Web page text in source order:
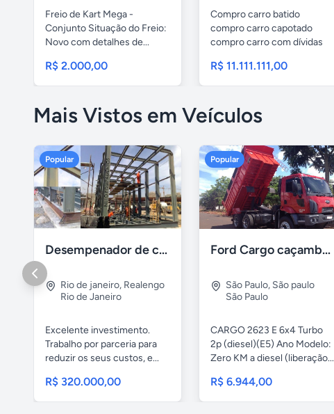
Freio de Kart Mega -
Conjunto Situação do Freio:
Novo com detalhes de...
R$ 2.000,00
Compro carro batido
compro carro capotado
compro carro com dívidas
R$ 11.111.111,00
Mais Vistos em Veículos
Popular
Desempenador de chassi e caçambas basculantes
Rio de janeiro, Realengo
Rio de Janeiro
Excelente investimento.
Trabalho por parceria para
reduzir os seus custos, e...
R$ 320.000,00
Popular
Ford Cargo caçamba 2623 e 6x4 turbo 2p diesel 2015
São Paulo, São paulo
São Paulo
CARGO 2623 E 6x4 Turbo
2p (diesel)(E5) Ano Modelo:
Zero KM a diesel (liberação...
R$ 6.944,00